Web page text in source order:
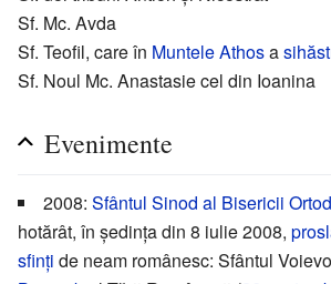
Sf. Mc. Avda
Sf. Teofil, care în Muntele Athosa
Sf. Noul Mc. Anastasie cel din Ioanina
Evenimente
2008: Sfântul Sinod al Bisericii
hotărât, în ședința din 8 iulie 2008,
sfinți de neam românesc: Sfântul